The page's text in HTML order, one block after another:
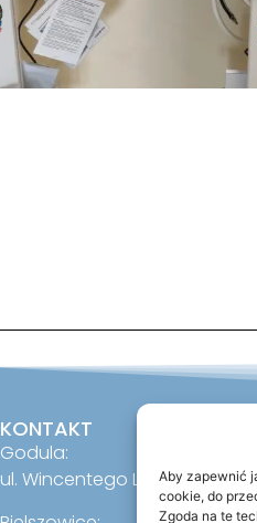
Aby zapewnić
cookie, do
Zgoda na te
KONTAKT
Godula:
ul. Wincentego Lipa 2, 41-703